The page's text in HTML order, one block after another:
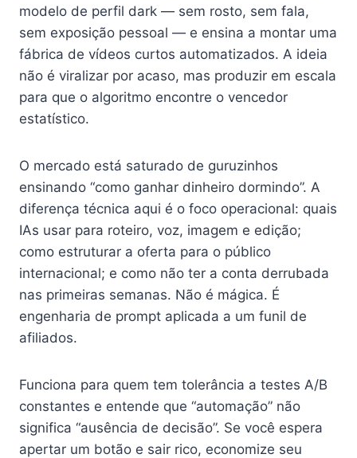
modelo de perfil dark — sem rosto, sem fala,
sem exposição pessoal — e ensina a montar uma
fábrica de vídeos curtos automatizados. A ideia
não é viralizar por acaso, mas produzir em escala
para que o algoritmo encontre o vencedor
estatístico.
O mercado está saturado de guruzinhos
ensinando “como ganhar dinheiro dormindo”. A
diferença técnica aqui é o foco operacional: quais
IAs usar para roteiro, voz, imagem e edição;
como estruturar a oferta para o público
internacional; e como não ter a conta derrubada
nas primeiras semanas. Não é mágica. É
engenharia de prompt aplicada a um funil de
afiliados.
Funciona para quem tem tolerância a testes A/B
constantes e entende que “automação” não
significa “ausência de decisão”. Se você espera
apertar um botão e sair rico, economize seu